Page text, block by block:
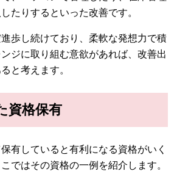
たりするといった改善です。
歩し続けており、柔軟な発想力で積
ジに取り組む意欲があれば、改善出
と考えます。
資格保有
有していると有利になる資格がいく
ではその資格の一例を紹介します。